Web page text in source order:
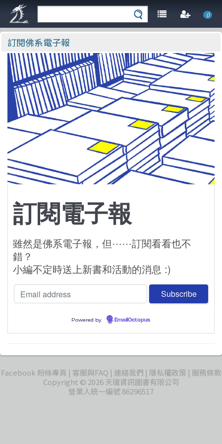
0
訂閱佛系電子報
訂閱電子報
雖然是佛系電子報，但⋯⋯訂閱看看也不
錯？
小編不定時送上新書和活動的消息 :)
Powered by EmailOctopus
Facebook 粉絲專頁 客服與FAQ 連絡我們 隱私權政策
服務條款
Copyright © 2026 天瓏資訊圖書有限公司
營業人統一編號 86296517